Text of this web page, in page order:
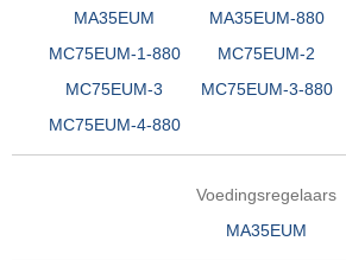
MA35EUM
MA35EUM-880
MC75EUM-1-880
MC75EUM-2
MC75EUM-3
MC75EUM-3-880
MC75EUM-4-880
Voedingsregelaars
MA35EUM